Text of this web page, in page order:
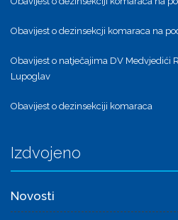
Obavijest o dezinsekcji komaraca na
Obavijest o natječajima DV Medvjedići
Lupoglav
Obavijest o dezinsekciji komaraca
Izdvojeno
Novosti